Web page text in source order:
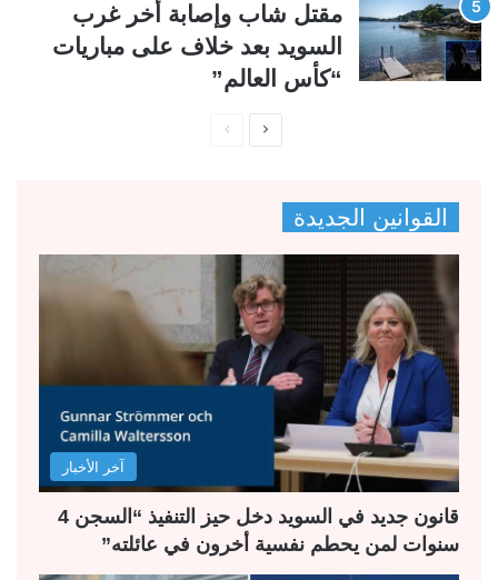
مقتل شاب وإصابة أخر غرب
السويد بعد خلاف على مباريات
“كأس العالم”
ح
ل
س
ح
ة
ا
ل
ت
القوانين الجديدة
آخر الأخبار
قانون جديد في السويد دخل حيز التنفيذ “السجن 4
سنوات لمن يحطم نفسية أخرون في عائلته”